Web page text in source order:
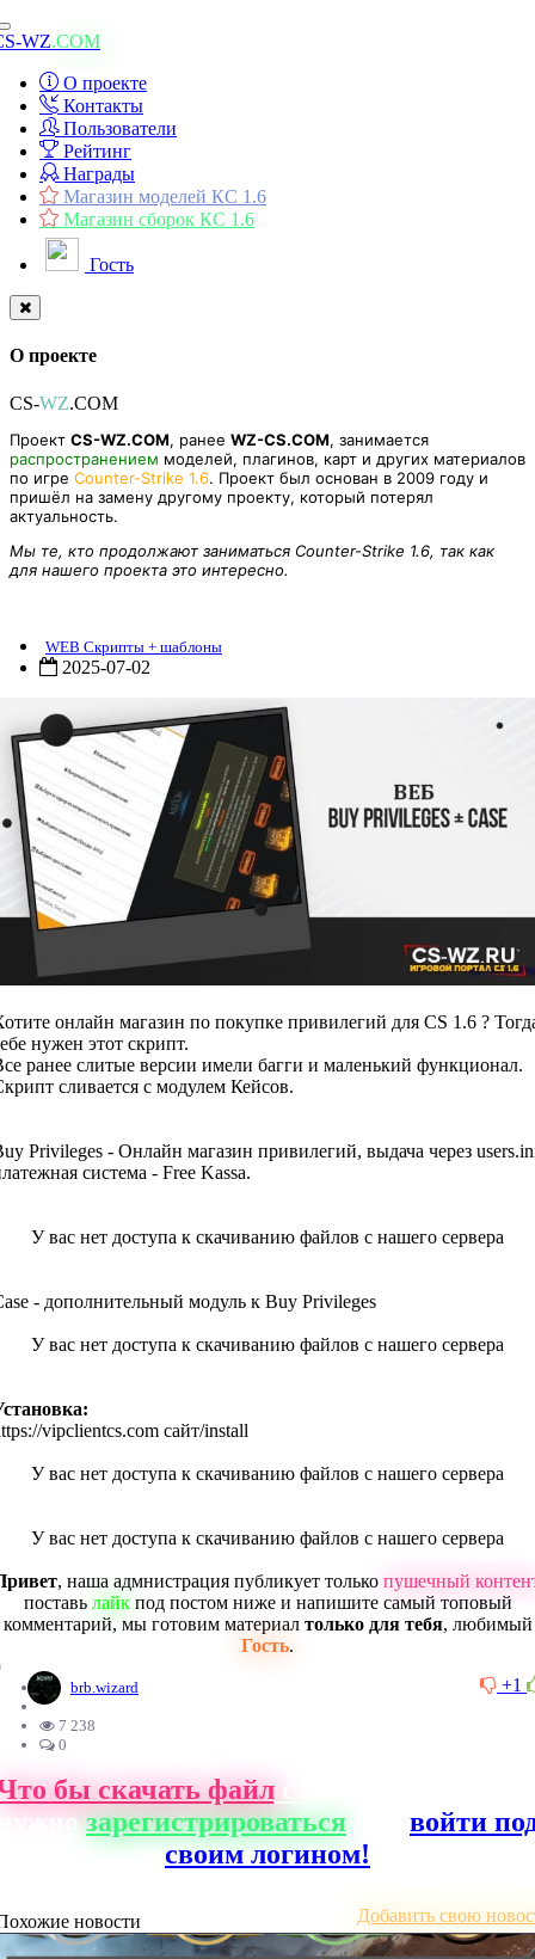
Toggle
navigation
WZ.COM
О проекте
Контакты
Пользователи
Рейтинг
Награды
Магазин моделей КС 1.6
Магазин сборок КС 1.6
Гость
О проекте
CS-WZ.COM
Проект CS-WZ.COM, ранее WZ-CS.COM, занимается
распространением моделей, плагинов, карт и других материалов
по игре Counter-Strike 1.6. Проект был основан в 2009 году и
пришёл на замену другому проекту, который потерял
актуальность.
Мы те, кто продолжают заниматься Counter-Strike 1.6, так как
для нашего проекта это интересно.
WEB Скрипты + шаблоны
2025-07-02
онлайн магазин по покупке привилегий для CS 1.6 ?
нужен этот скрипт.
ранее слитые версии имели багги и маленький функционал.
сливается с модулем Кейсов.
Privileges - Онлайн магазин привилегий, выдача через
система - Free Kassa.
У вас нет доступа к скачиванию файлов с нашего сервера
- дополнительный модуль к Buy Privileges
У вас нет доступа к скачиванию файлов с нашего сервера
vipclientcs.com сайт/install
У вас нет доступа к скачиванию файлов с нашего сервера
У вас нет доступа к скачиванию файлов с нашего сервера
, наша адмнистрация публикует только пушечный
поставь лайкпод постом ниже и напишите самый топовый
комментарий, мы готовим материал только для тебя, любимый
Гость.
+1
brb.wizard
7 238
0
бы скачать файлс нашего сайта,
зарегистрироваться
войти
своим логином!
новости Добавить свою